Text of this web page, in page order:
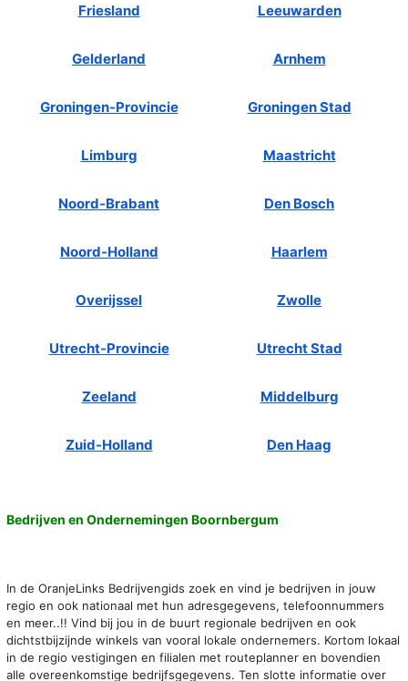
Friesland Leeuwarden
Gelderland Arnhem
Groningen-Provincie Groningen Stad
Limburg Maastricht
Noord-Brabant Den Bosch
Noord-Holland Haarlem
Overijssel Zwolle
Utrecht-Provincie Utrecht Stad
Zeeland Middelburg
Zuid-Holland Den Haag
Bedrijven en Ondernemingen Boornbergum
In de OranjeLinks Bedrijvengids zoek en vind je bedrijven in jouw
regio en ook nationaal met hun adresgegevens, telefoonnummers
en meer..!! Vind bij jou in de buurt regionale bedrijven en ook
dichtstbijzijnde winkels van vooral lokale ondernemers. Kortom lokaal
in de regio vestigingen en filialen met routeplanner en bovendien
alle overeenkomstige bedrijfsgegevens. Ten slotte informatie over